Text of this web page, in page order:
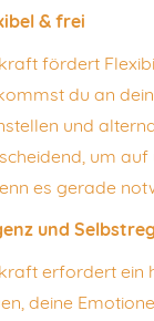
& frei
fördert
du an
und
um
es gerade
und
erfordert ein
deine